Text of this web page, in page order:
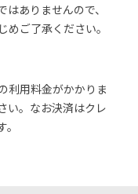
ありませんので、
ご了承ください。
利用料金がかかりま
い。なお決済はクレ